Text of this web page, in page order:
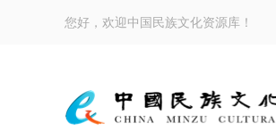
您好，欢迎中国民族文化资源库！